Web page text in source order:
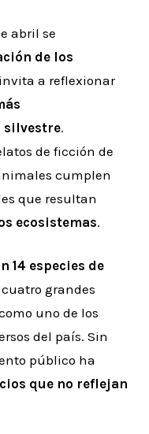
abril se
de los
a reflexionar
silvestre.
de ficción de
cumplen
que resultan
ecosistemas.
14 especies de
grandes
uno de los
del país. Sin
público ha
que no reflejan